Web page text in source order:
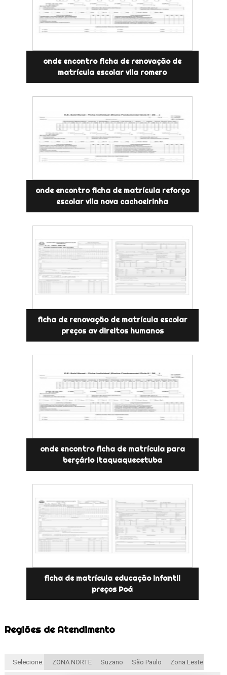
onde encontro ficha de renovação de
matrícula escolar vila romero
onde encontro ficha de matrícula reforço
escolar vila nova cachoeirinha
ficha de renovação de matrícula escolar
preços av direitos humanos
onde encontro ficha de matrícula para
berçário Itaquaquecetuba
ficha de matrícula educação infantil
preços Poá
Regiões de Atendimento
Selecione: ZONA NORTE Suzano São Paulo Zona Leste